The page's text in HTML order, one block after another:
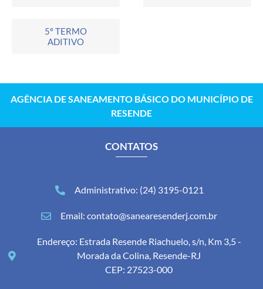
5º TERMO
ADITIVO
AGÊNCIA DE SANEAMENTO BÁSICO DO MUNICÍPIO DE
RESENDE
CONTATOS
Administrativo: (24) 3195-0121
Email: contato@sanearesenderj.com.br
Endereço: Estrada Resende Riachuelo, s/n, Km 3,5 -
Morada da Colina, Resende-RJ
CEP: 27523-000